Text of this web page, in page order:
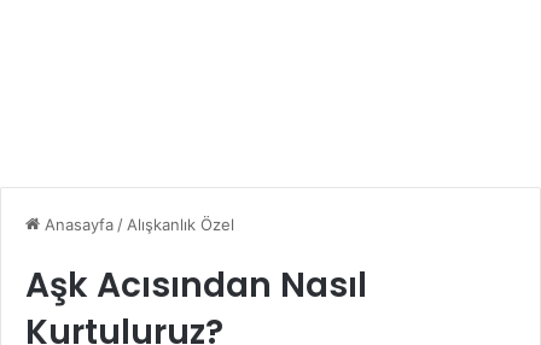
Anasayfa / Alışkanlık Özel
Aşk Acısından Nasıl
Kurtuluruz?